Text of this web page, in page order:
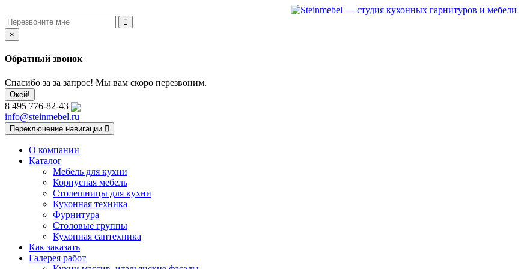
×
Обратный звонок
Спасибо за за запрос! Мы вам скоро перезвоним.
Окей!
8 495 776-82-43
info@steinmebel.ru
Переключение навигации
О компании
Каталог
Мебель для кухни
Корпусная мебель
Столешницы для кухни
Кухонная техника
Фурнитура
Столовые группы
Кухонная сантехника
Как заказать
Галерея работ